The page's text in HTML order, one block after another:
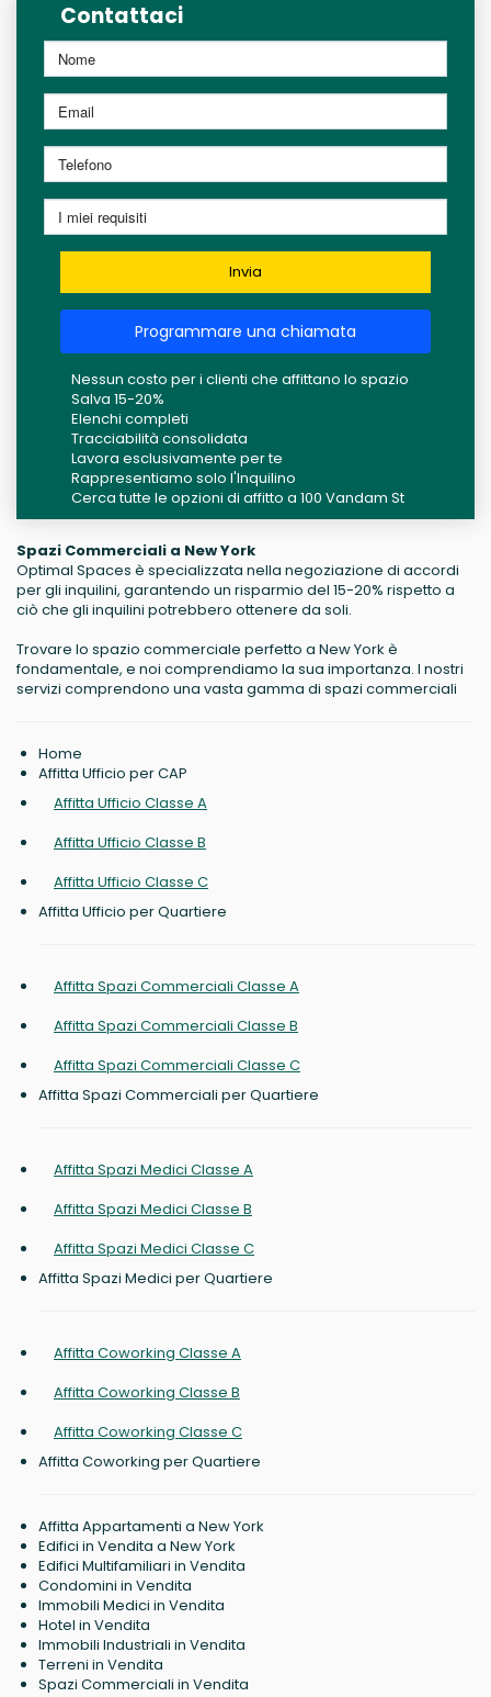
Contattaci
Invia
Programmare una chiamata
Nessun costo per i clienti che affittano lo spazio
Salva 15-20%
Elenchi completi
Tracciabilità consolidata
Lavora esclusivamente per te
Rappresentiamo solo l'Inquilino
Cerca tutte le opzioni di affitto a 100 Vandam St
Spazi Commerciali a New York
Optimal Spaces è specializzata nella negoziazione di accordi
per gli inquilini, garantendo un risparmio del 15-20% rispetto a
ciò che gli inquilini potrebbero ottenere da soli.
Trovare lo spazio commerciale perfetto a New York è
fondamentale, e noi comprendiamo la sua importanza. I nostri
servizi comprendono una vasta gamma di spazi commerciali
Home
Affitta Ufficio per CAP
Affitta Ufficio Classe A
Affitta Ufficio Classe B
Affitta Ufficio Classe C
Affitta Ufficio per Quartiere
Affitta Spazi Commerciali Classe A
Affitta Spazi Commerciali Classe B
Affitta Spazi Commerciali Classe C
Affitta Spazi Commerciali per Quartiere
Affitta Spazi Medici Classe A
Affitta Spazi Medici Classe B
Affitta Spazi Medici Classe C
Affitta Spazi Medici per Quartiere
Affitta Coworking Classe A
Affitta Coworking Classe B
Affitta Coworking Classe C
Affitta Coworking per Quartiere
Affitta Appartamenti a New York
Edifici in Vendita a New York
Edifici Multifamiliari in Vendita
Condomini in Vendita
Immobili Medici in Vendita
Hotel in Vendita
Immobili Industriali in Vendita
Terreni in Vendita
Spazi Commerciali in Vendita